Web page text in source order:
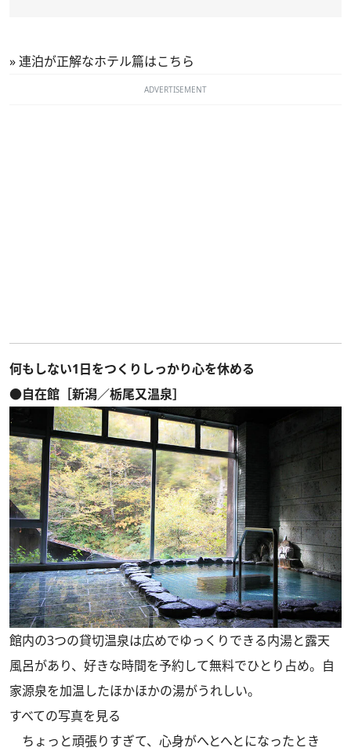
»連泊が正解なホテル篇はこちら
ADVERTISEMENT
何もしない1日をつくりしっかり心を休める
●自在館［新潟／栃尾又温泉］
館内の3つの貸切温泉は広めでゆっくりできる内湯と露天
風呂があり、好きな時間を予約して無料でひとり占め。自
家源泉を加温したほかほかの湯がうれしい。
すべての写真を見る
ちょっと頑張りすぎて、心身がへとへとになったとき